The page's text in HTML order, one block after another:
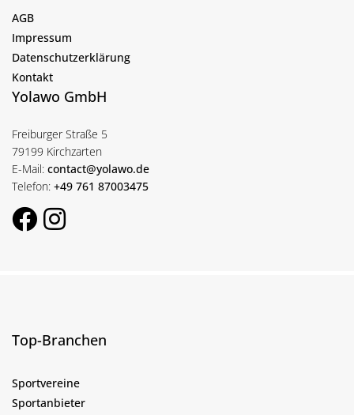
AGB
Impressum
Datenschutzerklärung
Kontakt
Yolawo GmbH
Freiburger Straße 5
79199 Kirchzarten
E-Mail: contact@yolawo.de
Telefon: +49 761 87003475
Top-Branchen
Sportvereine
Sportanbieter